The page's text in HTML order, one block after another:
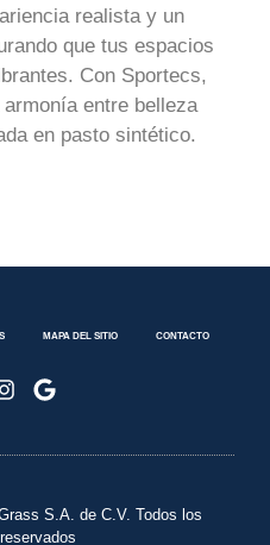
realista y un
que tus espacios
Con Sportecs,
entre belleza
en pasto sintético.
MAPA DEL SITIO CONTACTO
S.A. de C.V. Todos los